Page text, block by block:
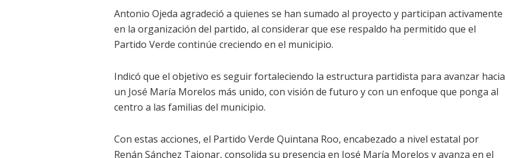
Antonio Ojeda agradeció a quienes se han sumado al proyecto y participan activamente
en la organización del partido, al considerar que ese respaldo ha permitido que el
Partido Verde continúe creciendo en el municipio.
Indicó que el objetivo es seguir fortaleciendo la estructura partidista para avanzar hacia
un José María Morelos más unido, con visión de futuro y con un enfoque que ponga al
centro a las familias del municipio.
Con estas acciones, el Partido Verde Quintana Roo, encabezado a nivel estatal por
Renán Sánchez Tajonar, consolida su presencia en José María Morelos y avanza en el